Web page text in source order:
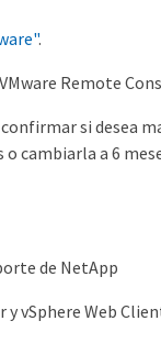
.
Remote
si desea
cambiarla a 6
de NetApp
y vSphere Web